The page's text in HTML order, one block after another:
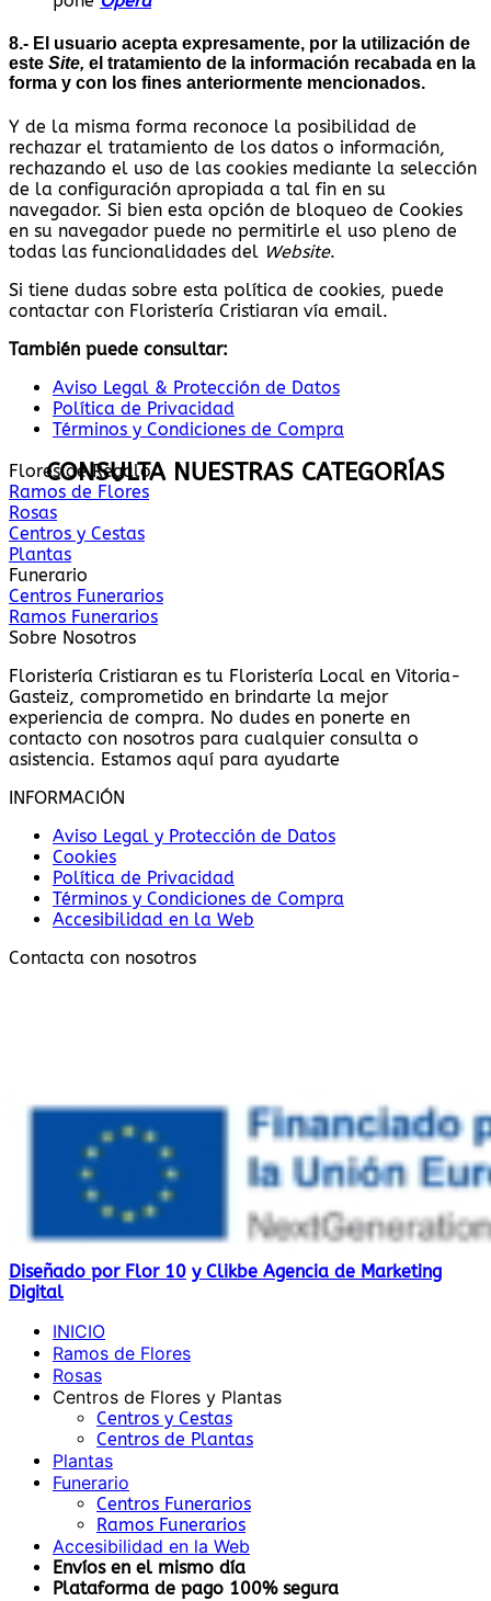
8.- El usuario acepta expresamente, por la utilización de
este Site, el tratamiento de la información recabada en la
forma y con los fines anteriormente mencionados.
Y de la misma forma reconoce la posibilidad de
rechazar el tratamiento de los datos o información,
rechazando el uso de las cookies mediante la selección
de la configuración apropiada a tal fin en su
navegador. Si bien esta opción de bloqueo de Cookies
en su navegador puede no permitirle el uso pleno de
todas las funcionalidades del Website.
Si tiene dudas sobre esta política de cookies, puede
contactar con Floristería Cristiaran vía email.
También puede consultar:
Aviso Legal & Protección de Datos
Política de Privacidad
Términos y Condiciones de Compra
CONSULTA NUESTRAS CATEGORÍAS
Flores de Regalo
Ramos de Flores
Rosas
Centros y Cestas
Plantas
Funerario
Centros Funerarios
Ramos Funerarios
Sobre Nosotros
Floristería Cristiaran es tu Floristería Local en Vitoria-
Gasteiz, comprometido en brindarte la mejor
experiencia de compra. No dudes en ponerte en
contacto con nosotros para cualquier consulta o
asistencia. Estamos aquí para ayudarte
INFORMACIÓN
Aviso Legal y Protección de Datos
Cookies
Política de Privacidad
Términos y Condiciones de Compra
Accesibilidad en la Web
Contacta con nosotros
Diseñado por Flor 10 y Clikbe Agencia de Marketing
Digital
INICIO
Ramos de Flores
Rosas
Centros de Flores y Plantas
Centros y Cestas
Centros de Plantas
Plantas
Funerario
Centros Funerarios
Ramos Funerarios
Accesibilidad en la Web
Envíos en el mismo día
Plataforma de pago 100% segura